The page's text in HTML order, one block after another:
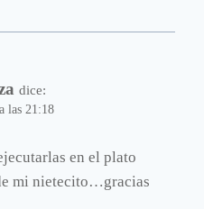
dice:
las 21:18
en el plato
mi nietecito…gracias